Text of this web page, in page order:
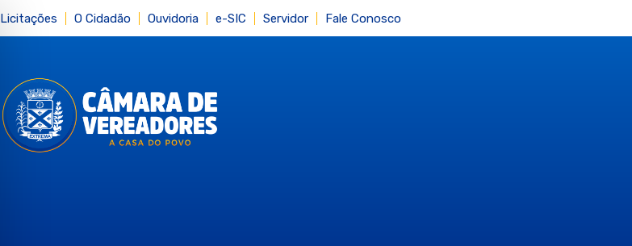
Licitações O Cidadão Ouvidoria e-SIC Servidor Fale Conosco